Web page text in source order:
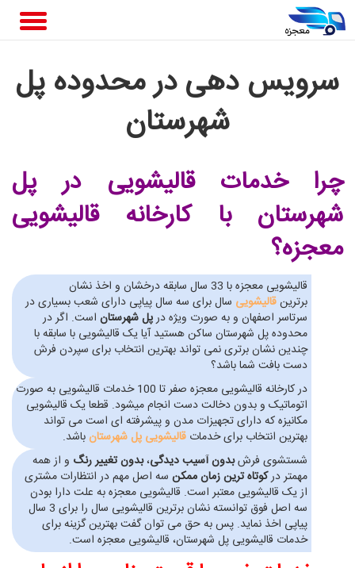
سرویس دهی در محدوده پل
شهرستان
چرا خدمات قالیشویی در پل
شهرستان با کارخانه قالیشویی
معجزه؟
قالیشویی معجزه با 33 سال سابقه درخشان و اخذ نشان
برترینقالیشویی سال برای سه سال پیاپی دارای شعب بسیاری در
سرتاسر اصفهان و به صورت ویژه درپل شهرستان است. اگر در
محدوده پل شهرستان ساکن هستید آیا یک قالیشویی با سابقه با
چندین نشان برتری نمی تواند بهترین انتخاب برای سپردن فرش
دست بافت شما باشد؟
در کارخانه قالیشویی معجزه صفر تا 100 خدمات قالیشویی به صورت
اتوماتیک و بدون دخالت دست انجام میشود. قطعا یک قالیشویی
مکانیزه که دارای تجهیزات مدن و پیشرفته ای است می تواند
بهترین انتخاب برای خدمات قالیشویی پل شهرستانباشد.
شستشوی فرشبدون آسیب دیدگی،بدون تغییر رنگ و از همه
مهمتر درکوتاه ترین زمان ممکن سه اصل مهم در انتظارات مشتری
از یک قالیشویی معتبر است. قالیشویی معجزه به علت دارا بودن
سه اصل فوق توانسته نشان برترین قالیشویی سال را برای 3 سال
پیاپی اخذ نماید. پس به حق می توان گفت بهترین گزینه برای
خدمات قالیشویی پل شهرستان، قالیشویی معجزه است.